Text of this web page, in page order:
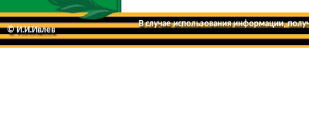
© И.И.Ивлев
В случае использования информации,